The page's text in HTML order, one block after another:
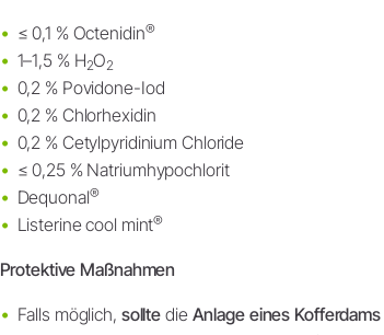
≤ 0,1 % Octenidin®
1–1,5 % H2O2
0,2 % Povidone-Iod
0,2 % Chlorhexidin
0,2 % Cetylpyridinium Chloride
≤ 0,25 % Natriumhypochlorit
Dequonal®
Listerine cool mint®
Protektive Maßnahmen
Falls möglich, solltedie Anlage eines Kofferdams